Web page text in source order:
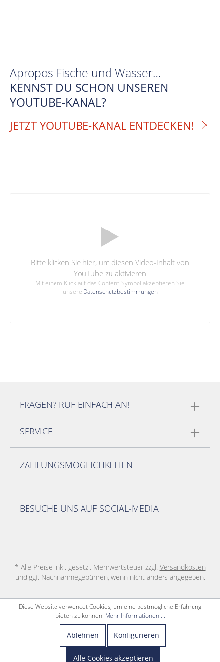
Apropos Fische und Wasser…
KENNST DU SCHON UNSEREN
YOUTUBE-KANAL?
JETZT YOUTUBE-KANAL ENTDECKEN!
Bitte klicken Sie hier, um diesen Video-Inhalt von
YouTube zu aktivieren
Mit einem Klick auf das Content-Symbol akzeptieren Sie
unsere Datenschutzbestimmungen
FRAGEN? RUF EINFACH AN!
SERVICE
ZAHLUNGSMÖGLICHKEITEN
BESUCHE UNS AUF SOCIAL-MEDIA
* Alle Preise inkl. gesetzl. Mehrwertsteuer zzgl. Versandkosten
und ggf. Nachnahmegebühren, wenn nicht anders angegeben.
Diese Website verwendet Cookies, um eine bestmögliche Erfahrung
bieten zu können. Mehr Informationen ...
Ablehnen Konfigurieren
Alle Cookies akzeptieren